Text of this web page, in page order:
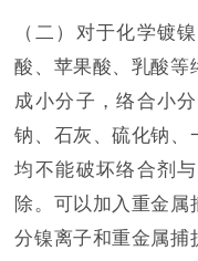
（二）对于化学镀
酸、苹果酸、乳酸等
成小分子，络合小
钠、石灰、硫化钠、
均不能破坏络合剂
除。可以加入重金属
分镍离子和重金属捕